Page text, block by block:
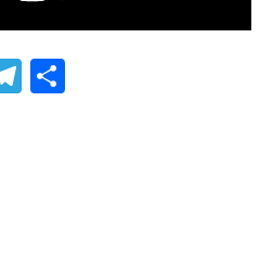
Telegram